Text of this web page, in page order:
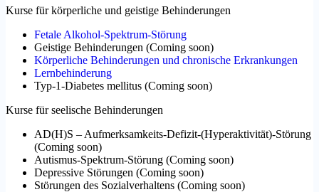
Kurse für körperliche und geistige Behinderungen
Fetale Alkohol-Spektrum-Störung
Geistige Behinderungen (Coming soon)
Körperliche Behinderungen und chronische Erkrankungen
Lernbehinderung
Typ-1-Diabetes mellitus (Coming soon)
Kurse für seelische Behinderungen
AD(H)S – Aufmerksamkeits-Defizit-(Hyperaktivität)-Störung
(Coming soon)
Autismus-Spektrum-Störung (Coming soon)
Depressive Störungen (Coming soon)
Störungen des Sozialverhaltens (Coming soon)